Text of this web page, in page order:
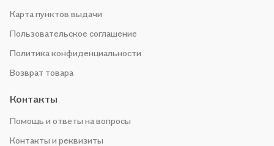
Карта пунктов выдачи
Пользовательское соглашение
Политика конфиденциальности
Возврат товара
Контакты
Помощь и ответы на вопросы
Контакты и реквизиты